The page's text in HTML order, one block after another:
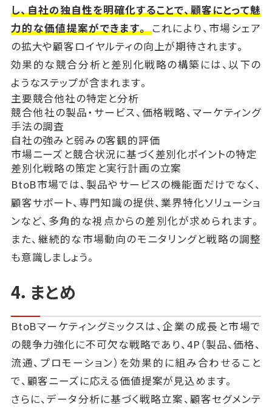
し、自社の独自性を明確化することで、顧客にとって魅
力的な価値提案ができます。これにより、市場シェア
の拡大や顧客ロイヤルティの向上が期待されます。
効果的な競合分析と差別化戦略の構築には、以下の
ようなステップが含まれます。
主要競合他社の特定と分析
競合他社の製品・サービス、価格戦略、マーケティング
手法の調査
自社の強みと弱みの客観的評価
市場ニーズと競合状況に基づく差別化ポイントの特定
差別化戦略の策定と実行計画の立案
BtoB市場では、製品やサービスの機能面だけでなく、
顧客サポート、専門知識の提供、業界特化ソリューショ
ンなど、多角的な視点からの差別化が求められます。
また、継続的な市場動向のモニタリングと戦略の調整
も意識しましょう。
4．まとめ
BtoBマーケティングミックスは、企業の成長と市場で
の競争力強化に不可欠な戦略であり、4P（製品、価格、
流通、プロモーション）を効果的に組み合わせること
で、顧客ニーズに応える価値提案が見込めます。
さらに、データ分析に基づく戦略立案、顧客セグメンテ